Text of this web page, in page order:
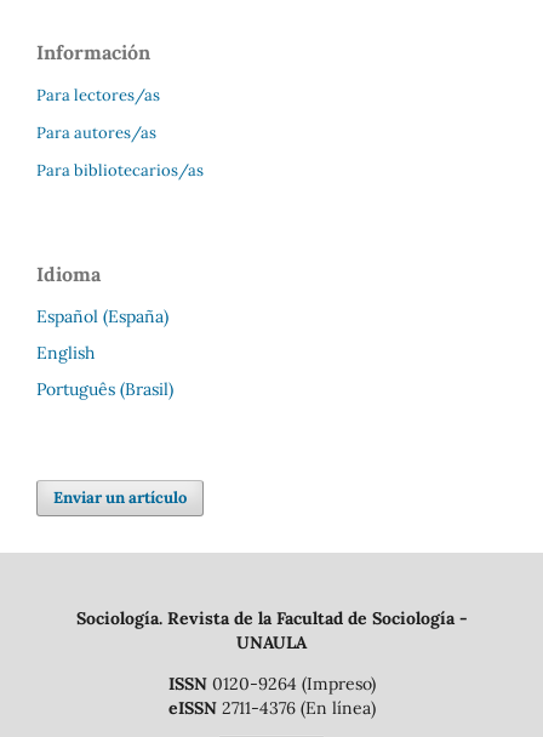
Información
Para lectores/as
Para autores/as
Para bibliotecarios/as
Idioma
Español (España)
English
Português (Brasil)
Enviar un artículo
Sociología. Revista de la Facultad de Sociología -
UNAULA
ISSN0120-9264 (Impreso)
eISSN2711-4376 (En línea)